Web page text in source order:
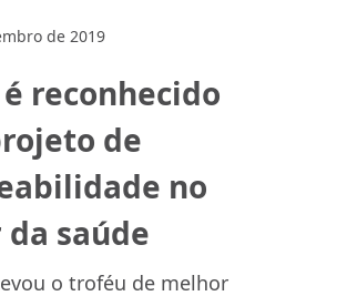
de 2019
reconhecido
de
no
saúde
o troféu de melhor